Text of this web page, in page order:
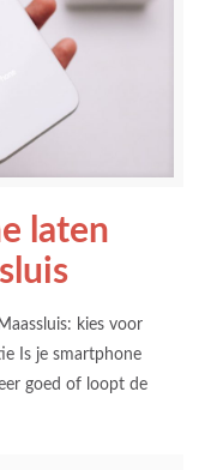
laten
kies voor
Is je smartphone
goed of loopt de